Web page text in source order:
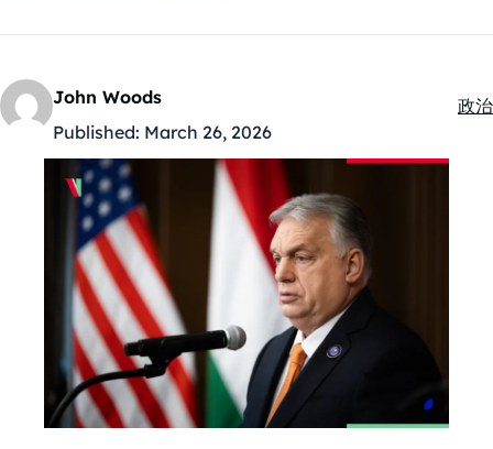
John Woods
Published: March 26, 2026
政治